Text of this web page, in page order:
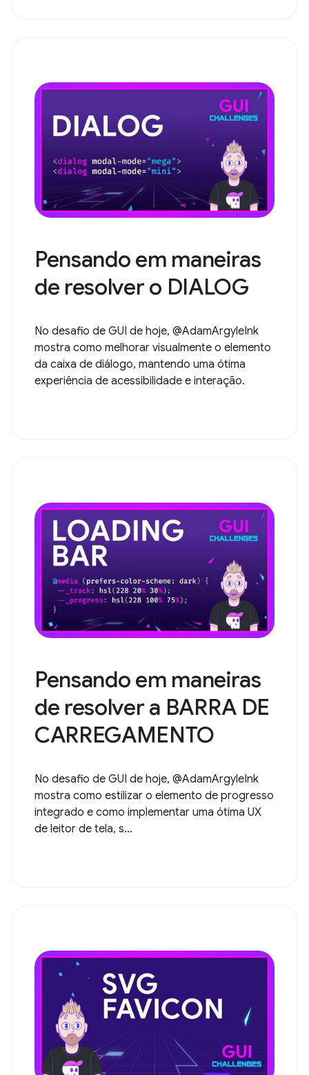
Pensando em maneiras
de resolver o DIALOG
No desafio de GUI de hoje, @AdamArgyleInk
mostra como melhorar visualmente o elemento
da caixa de diálogo, mantendo uma ótima
experiência de acessibilidade e interação.
Pensando em maneiras
de resolver a BARRA DE
CARREGAMENTO
No desafio de GUI de hoje, @AdamArgyleInk
mostra como estilizar o elemento de progresso
integrado e como implementar uma ótima UX
de leitor de tela, s...